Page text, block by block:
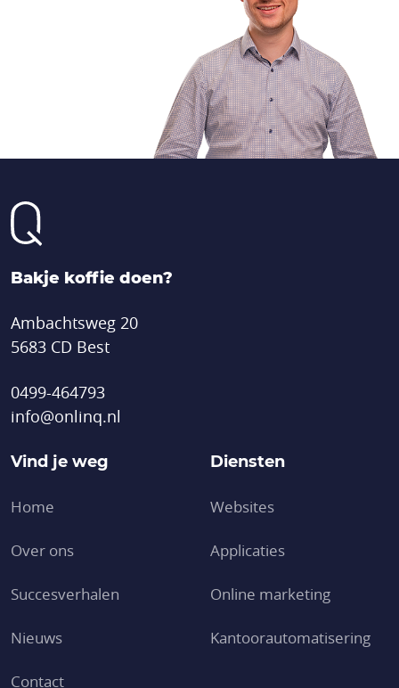
Bakje koffie doen?
Ambachtsweg 20
5683 CD Best
0499-464793
info@onlinq.nl
Vind je weg
Home
Over ons
Succesverhalen
Nieuws
Contact
Diensten
Websites
Applicaties
Online marketing
Kantoor­automatisering